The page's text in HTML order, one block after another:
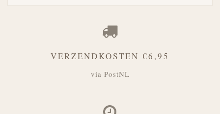
VERZENDKOSTEN €6,95
via PostNL